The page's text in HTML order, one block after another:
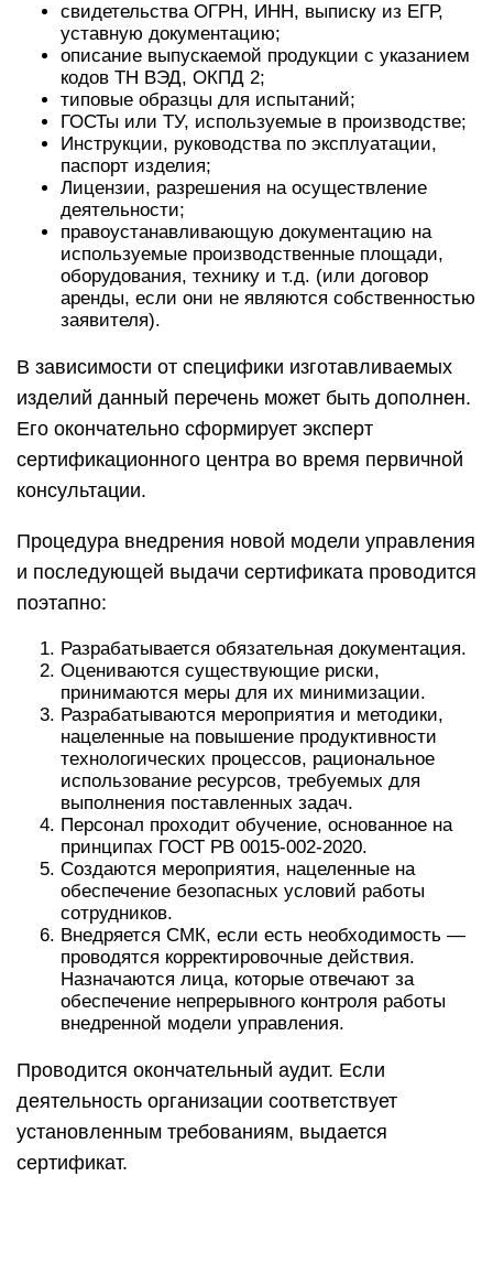
свидетельства ОГРН, ИНН, выписку из ЕГР,
уставную документацию;
описание выпускаемой продукции с указанием
кодов ТН ВЭД, ОКПД 2;
типовые образцы для испытаний;
ГОСТы или ТУ, используемые в производстве;
Инструкции, руководства по эксплуатации,
паспорт изделия;
Лицензии, разрешения на осуществление
деятельности;
правоустанавливающую документацию на
используемые производственные площади,
оборудования, технику и т.д. (или договор
аренды, если они не являются собственностью
заявителя).
В зависимости от специфики изготавливаемых
изделий данный перечень может быть дополнен.
Его окончательно сформирует эксперт
сертификационного центра во время первичной
консультации.
Процедура внедрения новой модели управления
и последующей выдачи сертификата проводится
поэтапно:
Разрабатывается обязательная документация.
Оцениваются существующие риски,
принимаются меры для их минимизации.
Разрабатываются мероприятия и методики,
нацеленные на повышение продуктивности
технологических процессов, рациональное
использование ресурсов, требуемых для
выполнения поставленных задач.
Персонал проходит обучение, основанное на
принципах ГОСТ РВ 0015-002-2020.
Создаются мероприятия, нацеленные на
обеспечение безопасных условий работы
сотрудников.
Внедряется СМК, если есть необходимость —
проводятся корректировочные действия.
Назначаются лица, которые отвечают за
обеспечение непрерывного контроля работы
внедренной модели управления.
Проводится окончательный аудит. Если
деятельность организации соответствует
установленным требованиям, выдается
сертификат.